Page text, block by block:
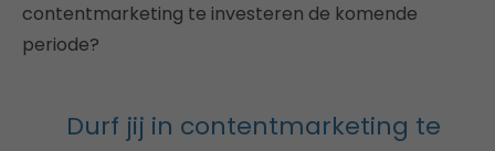
contentmarketing te investeren de komende
periode?
Durf jij in contentmarketing te